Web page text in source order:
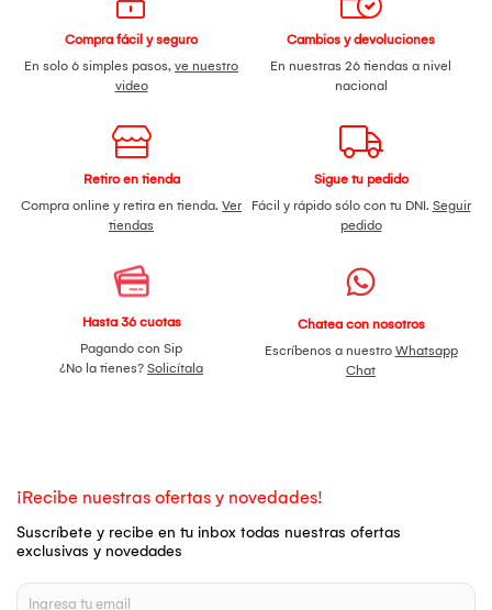
Compra fácil y seguro
En solo 6 simples pasos, ve nuestro
video
Cambios y devoluciones
En nuestras 26 tiendas a nivel
nacional
Retiro en tienda
Compra online y retira en tienda. Ver
tiendas
Sigue tu pedido
Fácil y rápido sólo con tu DNI. Seguir
pedido
Hasta 36 cuotas
Pagando con Sip
¿No la tienes? Solicítala
Chatea con nosotros
Escríbenos a nuestro Whatsapp
Chat
¡Recibe nuestras ofertas y novedades!
Suscríbete y recibe en tu inbox todas nuestras ofertas
exclusivas y novedades